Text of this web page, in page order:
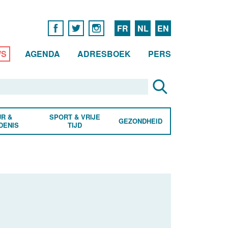
FR NL EN
AGENDA ADRESBOEK PERS
&
SPORT & VRIJE
TIJD
GEZONDHEID